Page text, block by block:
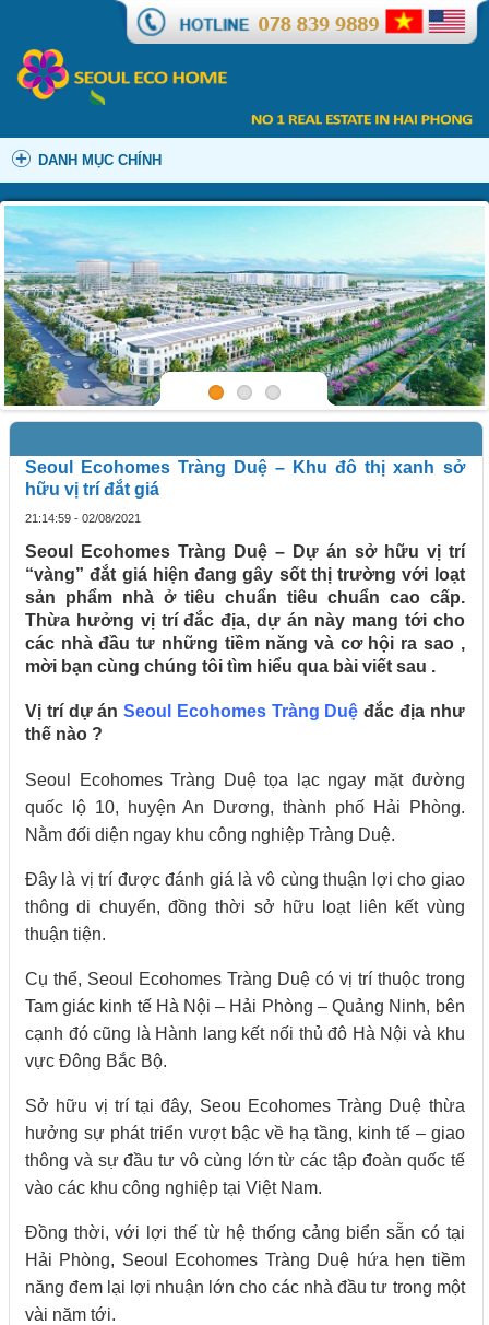
DANH MỤC CHÍNH
Seoul Ecohomes Tràng Duệ – Khu đô thị xanh sở
hữu vị trí đắt giá
21:14:59 - 02/08/2021
Seoul Ecohomes Tràng Duệ – Dự án sở hữu vị trí
“vàng” đắt giá hiện đang gây sốt thị trường với loạt
sản phẩm nhà ở tiêu chuẩn tiêu chuẩn cao cấp.
Thừa hưởng vị trí đắc địa, dự án này mang tới cho
các nhà đầu tư những tiềm năng và cơ hội ra sao ,
mời bạn cùng chúng tôi tìm hiểu qua bài viết sau .
Vị trí dự ánSeoul Ecohomes Tràng Duệ đắc địa như
thế nào ?
Seoul Ecohomes Tràng Duệ tọa lạc ngay mặt đường
quốc lộ 10, huyện An Dương, thành phố Hải Phòng.
Nằm đối diện ngay khu công nghiệp Tràng Duệ.
Đây là vị trí được đánh giá là vô cùng thuận lợi cho giao
thông di chuyển, đồng thời sở hữu loạt liên kết vùng
thuận tiện.
Cụ thể, Seoul Ecohomes Tràng Duệ có vị trí thuộc trong
Tam giác kinh tế Hà Nội – Hải Phòng – Quảng Ninh, bên
cạnh đó cũng là Hành lang kết nối thủ đô Hà Nội và khu
vực Đông Bắc Bộ.
Sở hữu vị trí tại đây, Seou Ecohomes Tràng Duệ thừa
hưởng sự phát triển vượt bậc về hạ tầng, kinh tế – giao
thông và sự đầu tư vô cùng lớn từ các tập đoàn quốc tế
vào các khu công nghiệp tại Việt Nam.
Đồng thời, với lợi thế từ hệ thống cảng biển sẵn có tại
Hải Phòng, Seoul Ecohomes Tràng Duệ hứa hẹn tiềm
năng đem lại lợi nhuận lớn cho các nhà đầu tư trong một
vài năm tới.